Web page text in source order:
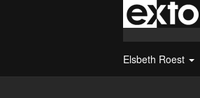
Elsbeth Roest